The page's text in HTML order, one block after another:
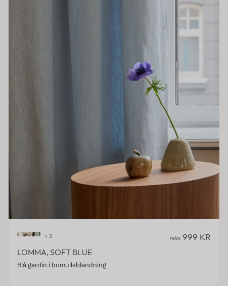
+ 3
LOMMA, SOFT BLUE
Blå gardin i bomullsblandning
FRÅN 999 KR